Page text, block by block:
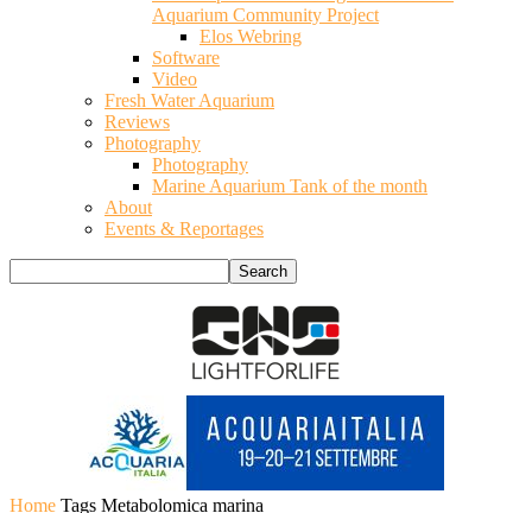
Aquarium Community Project
Elos Webring
Software
Video
Fresh Water Aquarium
Reviews
Photography
Photography
Marine Aquarium Tank of the month
About
Events & Reportages
Home Tags Metabolomica marina